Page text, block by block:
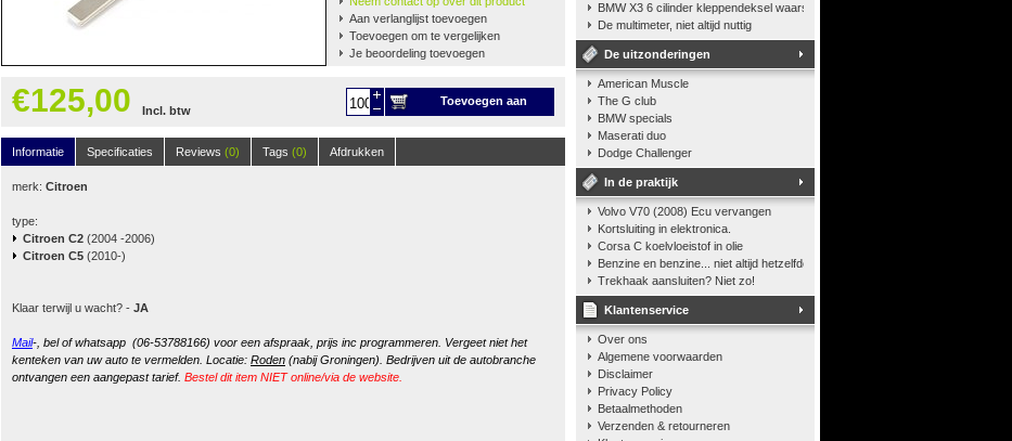
Aan verlanglijst toevoegen
Toevoegen om te vergelijken
Je beoordeling toevoegen
€125,00 Incl. btw
Toevoegen aan
Informatie
Specificaties Reviews (0) Tags (0) Afdrukken
merk: Citroen
type:
Citroen C2 (2004 -2006)
Citroen C5 (2010-)
Klaar terwijl u wacht? - JA
Mail-, bel of whatsapp (06-53788166) voor een afspraak, prijs inc programmeren. Vergeet niet het
kenteken van uw auto te vermelden. Locatie: Roden (nabij Groningen). Bedrijven uit de autobranche
ontvangen een aangepast tarief. Bestel dit item NIET online/via de website.
BMW X3 6 cilinder kleppendeksel waarshuwing
De multimeter, niet altijd nuttig
De uitzonderingen
American Muscle
The G club
BMW specials
Maserati duo
Dodge Challenger
In de praktijk
Volvo V70 (2008) Ecu vervangen
Kortsluiting in elektronica.
Corsa C koelvloeistof in olie
Benzine en benzine... niet altijd hetzelfde
Trekhaak aansluiten? Niet zo!
Klantenservice
Over ons
Algemene voorwaarden
Disclaimer
Privacy Policy
Betaalmethoden
Verzenden & retourneren